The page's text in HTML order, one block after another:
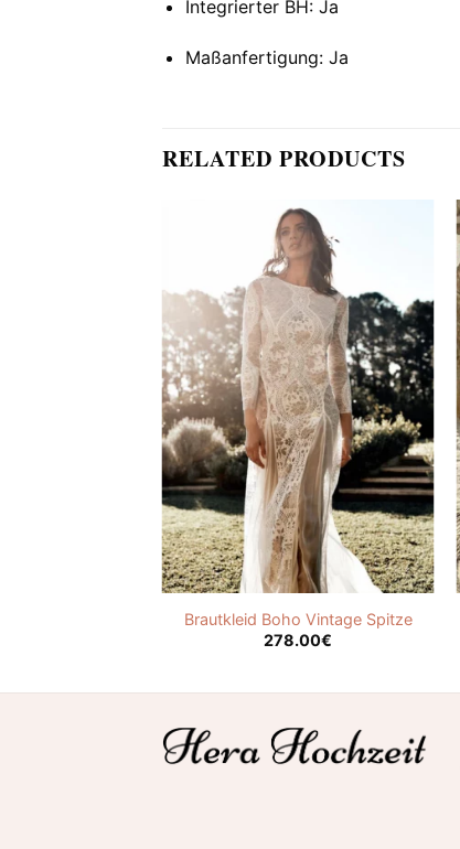
Integrierter BH: Ja
Maßanfertigung: Ja
RELATED PRODUCTS
Brautkleid Boho Vintage Spitze
278.00€